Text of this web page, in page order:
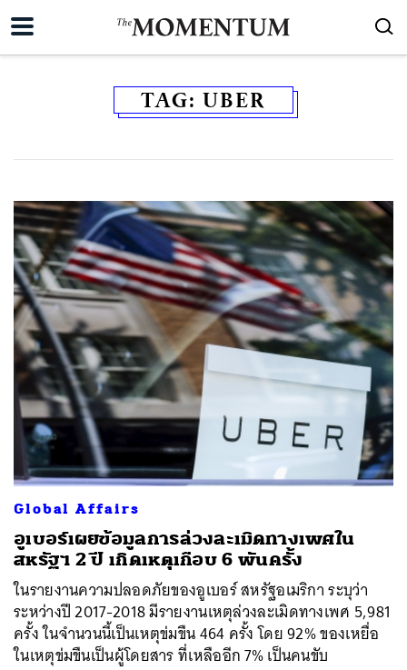
TAG: UBER
Global Affairs
อูเบอร์เผยข้อมูลการล่วงละเมิดทางเพศใน
สหรัฐฯ 2 ปี เกิดเหตุเกือบ 6 พันครั้ง
ในรายงานความปลอดภัยของอูเบอร์ สหรัฐอเมริกา ระบุว่า
ระหว่างปี 2017-2018 มีรายงานเหตุล่วงละเมิดทางเพศ 5,981
ครั้ง ในจำนวนนี้เป็นเหตุข่มขืน 464 ครั้ง โดย 92% ของเหยื่อ
ในเหตุข่มขืนเป็นผู้โดยสาร ที่เหลืออีก 7% เป็นคนขับ